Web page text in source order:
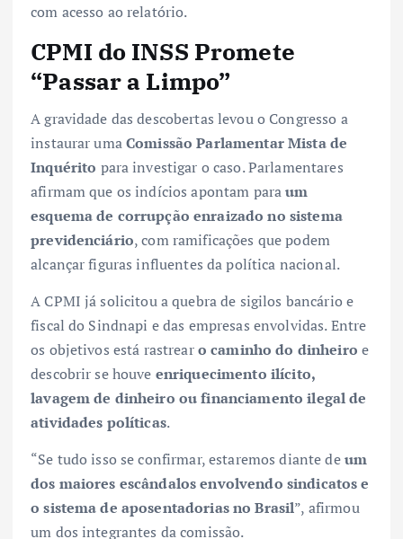
com acesso ao relatório.
CPMI do INSS Promete
“Passar a Limpo”
A gravidade das descobertas levou o Congresso a
instaurar umaComissão Parlamentar Mista de
Inquérito para investigar o caso. Parlamentares
afirmam que os indícios apontam paraum
esquema de corrupção enraizado no sistema
previdenciário, com ramificações que podem
alcançar figuras influentes da política nacional.
A CPMI já solicitou a quebra de sigilos bancário e
fiscal do Sindnapi e das empresas envolvidas. Entre
os objetivos está rastrearo caminho do dinheiro e
descobrir se houve enriquecimento ilícito,
lavagem de dinheiro ou financiamento ilegal de
atividades políticas.
“Se tudo isso se confirmar, estaremos diante deum
dos maiores escândalos envolvendo sindicatos e
o sistema de aposentadorias no Brasil”, afirmou
um dos integrantes da comissão.